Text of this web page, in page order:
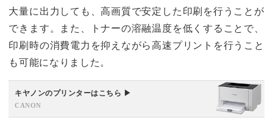
大量に出力しても、高画質で安定した印刷を行うことが
できます。また、トナーの溶融温度を低くすることで、
印刷時の消費電力を抑えながら高速プリントを行うこと
も可能になりました。
キヤノンのプリンターはこちら ▶
CANON